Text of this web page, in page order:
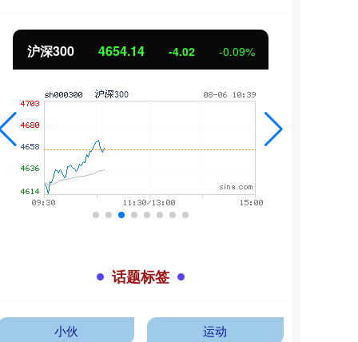
沪深300 4654.14 -4.02 -0.09%
话题标签
小伙 运动